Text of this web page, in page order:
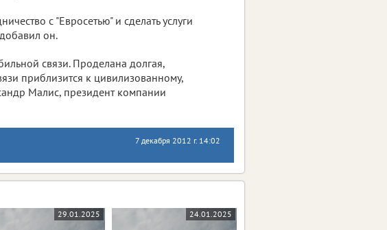
с "Евросетью" и сделать услуги
он.
связи. Проделана долгая,
приблизится к цивилизованному,
Малис, президент компании
7 декабря 2012 г. 14:02
29.01.2025 24.01.2025